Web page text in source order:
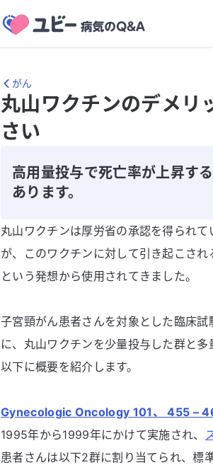
がん
丸山ワクチンのデメリ
さい
高用量投与で死亡率が上昇す
あります。
丸山ワクチンは厚労省の承認を得られ
が、このワクチンに対して引き起こされ
という発想から使用されてきました。
子宮頸がん患者さんを対象とした臨床
に、丸山ワクチンを少量投与した群と多
以下に概要を紹介します。
Gynecologic Oncology 101、 455 –
1995年から1999年にかけて実施され、
患者さんは以下2群に割り当てられ、標